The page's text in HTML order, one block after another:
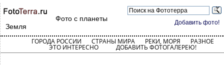
Добавить фото!
Фото с планеты
Земля
ГОРОДА РОССИИ СТРАНЫ МИРА РЕКИ, МОРЯ РАЗНОЕ
ЭТО ИНТЕРЕСНО ДОБАВИТЬ ФОТОГАЛЕРЕЮ!